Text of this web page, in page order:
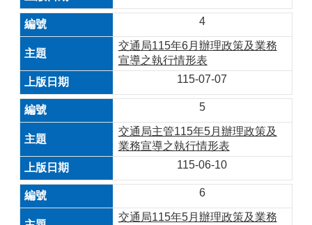
4
交通局115年6月辦理政策及業務
宣導之執行情形表
115-07-07
5
交通局主管115年5月辦理政策及
業務宣導之執行情形表
115-06-10
6
交通局115年5月辦理政策及業務